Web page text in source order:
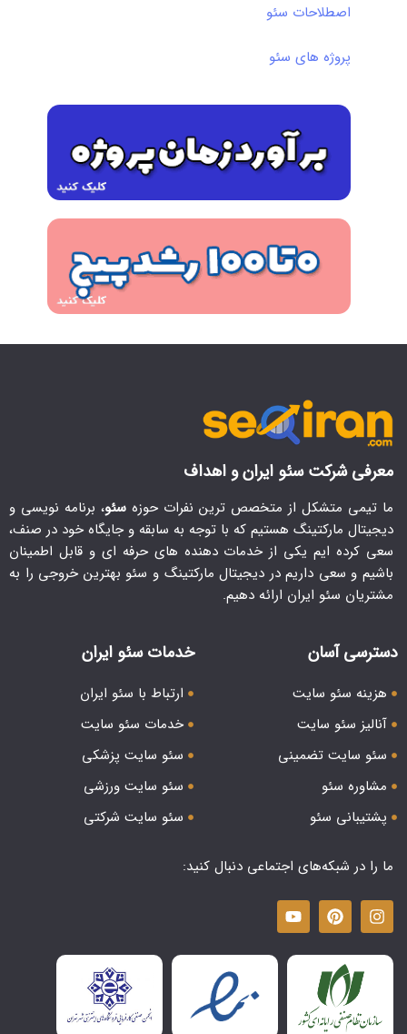
اصطلاحات سئو
پروژه های سئو
معرفی شرکت سئو ایران و اهداف
ما تیمی متشکل از متخصص ترین نفرات حوزه سئو، برنامه نویسی و
دیجیتال مارکتینگ هستیم که با توجه به سابقه و جایگاه خود در صنف،
سعی کرده ایم یکی از خدمات دهنده های حرفه ای و قابل اطمینان
باشیم و سعی داریم در دیجیتال مارکتینگ و سئو بهترین خروجی را به
مشتریان سئو ایران ارائه دهیم.
دسترسی آسان
هزینه سئو سایت
آنالیز سئو سایت
سئو سایت تضمینی
مشاوره سئو
پشتیبانی سئو
خدمات سئو ایران
ارتباط با سئو ایران
خدمات سئو سایت
سئو سایت پزشکی
سئو سایت ورزشی
سئو سایت شرکتی
ما را در شبکه‌های اجتماعی دنبال کنید: